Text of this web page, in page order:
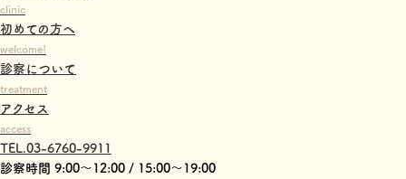
clinic
初めての方へ
welcome!
診察について
treatment
アクセス
access
TEL.03-6760-9911
診察時間 9:00～12:00 / 15:00～19:00